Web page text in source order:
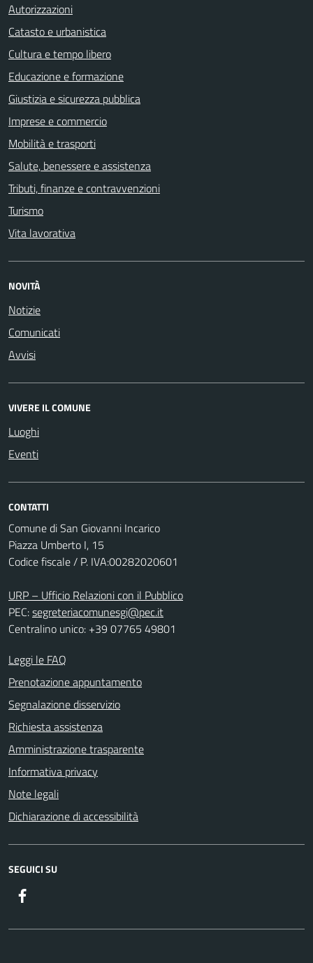
Autorizzazioni
Catasto e urbanistica
Cultura e tempo libero
Educazione e formazione
Giustizia e sicurezza pubblica
Imprese e commercio
Mobilità e trasporti
Salute, benessere e assistenza
Tributi, finanze e contravvenzioni
Turismo
Vita lavorativa
NOVITÀ
Notizie
Comunicati
Avvisi
VIVERE IL COMUNE
Luoghi
Eventi
CONTATTI
Comune di San Giovanni Incarico
Piazza Umberto I, 15
Codice fiscale / P. IVA:00282020601
URP – Ufficio Relazioni con il Pubblico
PEC:segreteriacomunesgi@pec.it
Centralino unico: +39 07765 49801
Leggi le FAQ
Prenotazione appuntamento
Segnalazione disservizio
Richiesta assistenza
Amministrazione trasparente
Informativa privacy
Note legali
Dichiarazione di accessibilità
SEGUICI SU